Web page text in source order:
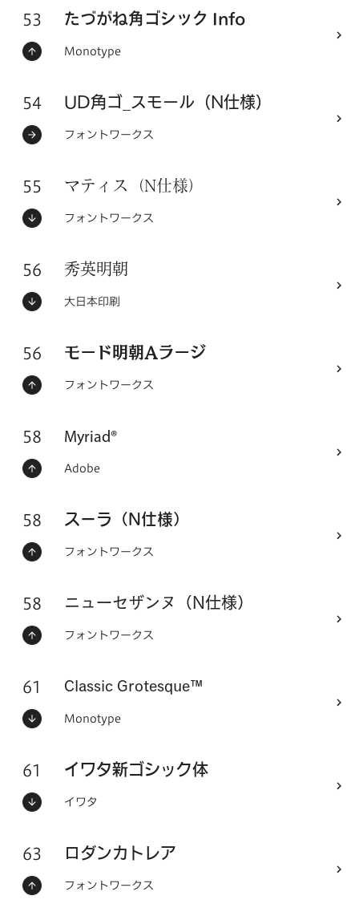
53
ステータス：
フォントシリーズ
たづがね角ゴシック Info
フォントメーカー
Monotype
54
ステータス：
フォントシリーズ
UD角ゴ_スモール（N仕様）
フォントメーカー
フォントワークス
55
ステータス：
フォントシリーズ
マティス（N仕様）
フォントメーカー
フォントワークス
56
ステータス：
フォントシリーズ
秀英明朝
フォントメーカー
大日本印刷
56
ステータス：
フォントシリーズ
モード明朝Aラージ
フォントメーカー
フォントワークス
58
ステータス：
フォントシリーズ
Myriad®
フォントメーカー
Adobe
58
ステータス：
フォントシリーズ
スーラ（N仕様）
フォントメーカー
フォントワークス
58
ステータス：
フォントシリーズ
ニューセザンヌ（N仕様）
フォントメーカー
フォントワークス
61
ステータス：
フォントシリーズ
Classic Grotesque™
フォントメーカー
Monotype
61
ステータス：
フォントシリーズ
イワタ新ゴシック体
フォントメーカー
イワタ
63
ステータス：
フォントシリーズ
ロダンカトレア
フォントメーカー
フォントワークス